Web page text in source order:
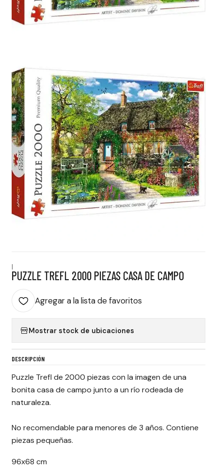
|
PUZZLE TREFL 2000 PIEZAS CASA DE CAMPO
Agregar a la lista de favoritos
Mostrar stock de ubicaciones
DESCRIPCIÓN
Puzzle Trefl de 2000 piezas con la imagen de una
bonita casa de campo junto a un río rodeada de
naturaleza.
No recomendable para menores de 3 años. Contiene
piezas pequeñas.
96x68 cm